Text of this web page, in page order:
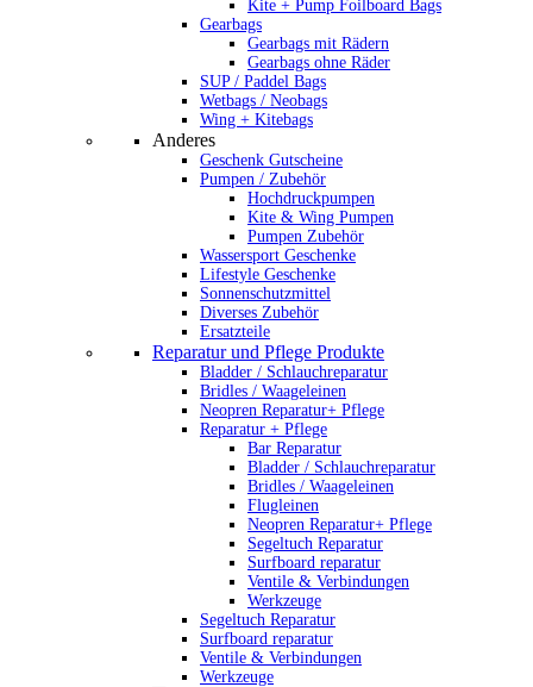
Kite + Pump Foilboard Bags
Gearbags
Gearbags mit Rädern
Gearbags ohne Räder
SUP / Paddel Bags
Wetbags / Neobags
Wing + Kitebags
Anderes
Geschenk Gutscheine
Pumpen / Zubehör
Hochdruckpumpen
Kite & Wing Pumpen
Pumpen Zubehör
Wassersport Geschenke
Lifestyle Geschenke
Sonnenschutzmittel
Diverses Zubehör
Ersatzteile
Reparatur und Pflege Produkte
Bladder / Schlauchreparatur
Bridles / Waageleinen
Neopren Reparatur+ Pflege
Reparatur + Pflege
Bar Reparatur
Bladder / Schlauchreparatur
Bridles / Waageleinen
Flugleinen
Neopren Reparatur+ Pflege
Segeltuch Reparatur
Surfboard reparatur
Ventile & Verbindungen
Werkzeuge
Segeltuch Reparatur
Surfboard reparatur
Ventile & Verbindungen
Werkzeuge